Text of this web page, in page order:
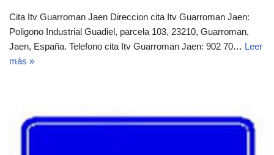
Cita Itv Guarroman Jaen Direccion cita Itv Guarroman Jaen:
Poligono Industrial Guadiel, parcela 103, 23210, Guarroman,
Jaen, España.‎‎ Telefono cita Itv Guarroman Jaen: 902 70… Leer
más »